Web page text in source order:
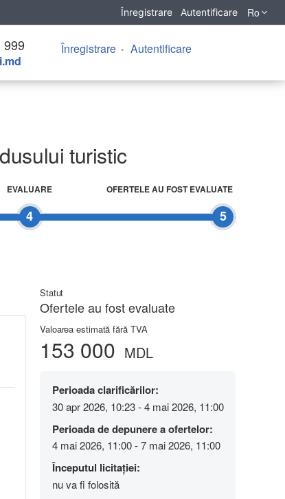
Înregistrare Autentificare Ro
999 Înregistrare Autentificare
turistic
4
EVALUARE
5
OFERTELE AU FOST EVALUATE
Statut
Ofertele au fost evaluate
Valoarea estimată fără TVA
153 000 MDL
Perioada clarificărilor:
30 apr 2026, 10:23 - 4 mai 2026, 11:00
Perioada de depunere a ofertelor:
4 mai 2026, 11:00 - 7 mai 2026, 11:00
Începutul licitației:
nu va fi folosită